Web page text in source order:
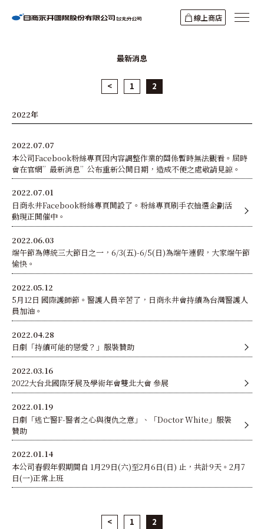
線上商店
最新消息
< 1 2
2022年
2022.07.07
本公司Facebook粉絲專頁因內容調整作業的關係暫時無法觀看。屆時
會在官網”最新消息”公布重新公開日期，造成不便之處敬請見諒。
2022.07.01
日商永井Facebook粉絲專頁開設了。粉絲專頁刷手衣抽選企劃活
動現正開催中。
2022.06.03
端午節為傳統三大節日之一，6/3(五)-6/5(日)為端午連假，大家端午節
愉快。
2022.05.12
5月12日 國際護師節。醫護人員辛苦了，日商永井會持續為台灣醫護人
員加油。
2022.04.28
日劇「持續可能的戀愛？」服裝贊助
2022.03.16
2022大台北國際牙展及學術年會雙北大會 參展
2022.01.19
日劇「逃亡醫F-醫者之心與復仇之意」、「Doctor White」服裝
贊助
2022.01.14
本公司春假年假期間自 1月29日(六)至2月6日(日) 止，共計9天。2月7
日(一)正常上班
< 1 2